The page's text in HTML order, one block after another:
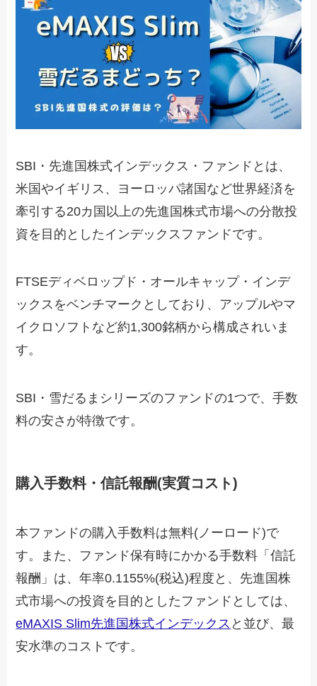
SBI・先進国株式インデックス・ファンドとは、
米国やイギリス、ヨーロッパ諸国など世界経済を
牽引する20カ国以上の先進国株式市場への分散投
資を目的としたインデックスファンドです。
FTSEディベロップド・オールキャップ・インデ
ックスをベンチマークとしており、アップルやマ
イクロソフトなど約1,300銘柄から構成されいま
す。
SBI・雪だるまシリーズのファンドの1つで、手数
料の安さが特徴です。
購入手数料・信託報酬(実質コスト)
本ファンドの購入手数料は無料(ノーロード)で
す。また、ファンド保有時にかかる手数料「信託
報酬」は、年率0.1155%(税込)程度と、先進国株
式市場への投資を目的としたファンドとしては、
eMAXIS Slim先進国株式インデックス と並び、最
安水準のコストです。